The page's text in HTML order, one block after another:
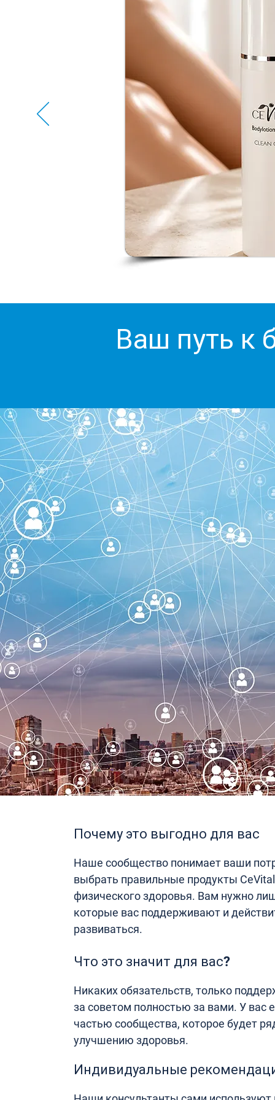
Ваш путь к
Почему это выгодно для вас
Наше сообщество понимает ваши
выбрать правильные продукты
физического здоровья. Вам нужно
которые вас поддерживают и
развиваться.
Что это значит для вас?
Никаких обязательств, только
за советом полностью за вами. У вас
частью сообщества, которое будет
улучшению здоровья.
Индивидуальные